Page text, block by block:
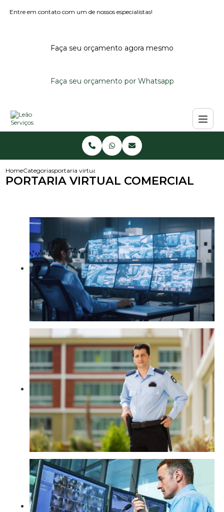
Entre em contato com um de nossos especialistas!
Faça seu orçamento agora mesmo
Faça seu orçamento por Whatsapp
HomeCategoriasportaria virtual comercial
PORTARIA VIRTUAL COMERCIAL